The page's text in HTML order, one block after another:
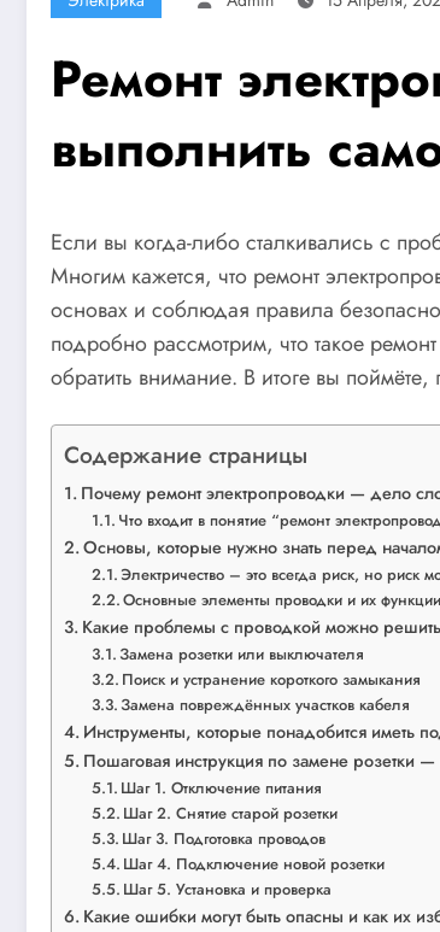
Ремонт
выполнить
Если вы когда-либо сталкивались с
Многим кажется, что ремонт
основах и соблюдая правила
подробно рассмотрим, что такое
обратить внимание. В итоге вы
Содержание страницы
Почему ремонт электропроводки — дело
Что входит в понятие “ремонт
Основы, которые нужно знать перед
Электричество – это всегда риск, но риск
Основные элементы проводки и их функции
Какие проблемы с проводкой можно решить
Замена розетки или выключателя
Поиск и устранение короткого замыкания
Замена повреждённых участков кабеля
Инструменты, которые понадобится иметь
Пошаговая инструкция по замене розетки
Шаг 1. Отключение питания
Шаг 2. Снятие старой розетки
Шаг 3. Подготовка проводов
Шаг 4. Подключение новой розетки
Шаг 5. Установка и проверка
Какие ошибки могут быть опасны и как их